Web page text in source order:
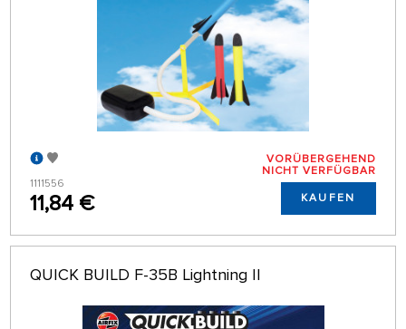
1111556
11,84 €
VORÜBERGEHEND
NICHT VERFÜGBAR
KAUFEN
QUICK BUILD F-35B Lightning II